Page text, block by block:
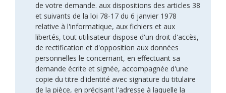
de votre demande. aux dispositions des articles 38
et suivants de la loi 78-17 du 6 janvier 1978
relative à l'informatique, aux fichiers et aux
libertés, tout utilisateur dispose d'un droit d'accès,
de rectification et d'opposition aux données
personnelles le concernant, en effectuant sa
demande écrite et signée, accompagnée d'une
copie du titre d'identité avec signature du titulaire
de la pièce, en précisant l'adresse à laquelle la